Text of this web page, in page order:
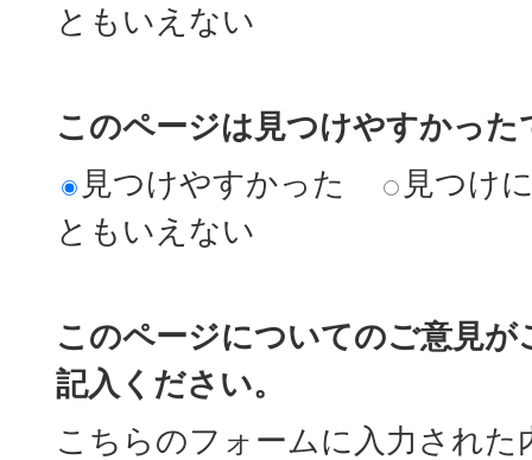
ともいえない
このページは見つけやすかった
見つけやすかった
見つけ
ともいえない
このページについてのご意見
記入ください。
こちらのフォームに入力された